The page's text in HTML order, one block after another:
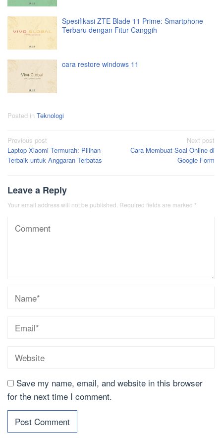
Spesifikasi ZTE Blade 11 Prime: Smartphone
Terbaru dengan Fitur Canggih
cara restore windows 11
Posted in Teknologi
Post
navigation
Previous post
Laptop Xiaomi Termurah: Pilihan
Terbaik untuk Anggaran Terbatas
Next post
Cara Membuat Soal Online di
Google Form
Leave a Reply
Your email address will not be published. Required fields are marked *
Save my name, email, and website in this browser
for the next time I comment.